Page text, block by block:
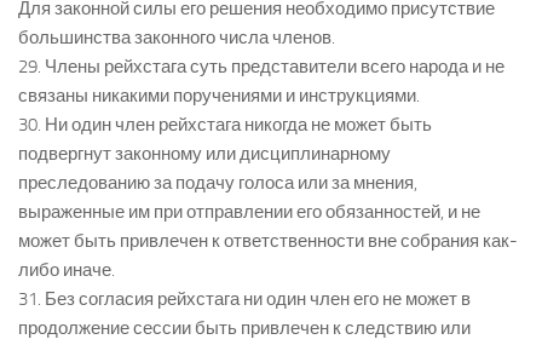
Для законной силы его решения необходимо присутствие
большинства законного числа членов.
29. Члены рейхстага суть представители всего народа и не
связаны никакими поручениями и инструкциями.
30. Ни один член рейхстага никогда не может быть
подвергнут законному или дисциплинарному
преследованию за подачу голоса или за мнения,
выраженные им при отправлении его обязанностей, и не
может быть привлечен к ответственности вне собрания как-
либо иначе.
31. Без согласия рейхстага ни один член его не может в
продолжение сессии быть привлечен к следствию или